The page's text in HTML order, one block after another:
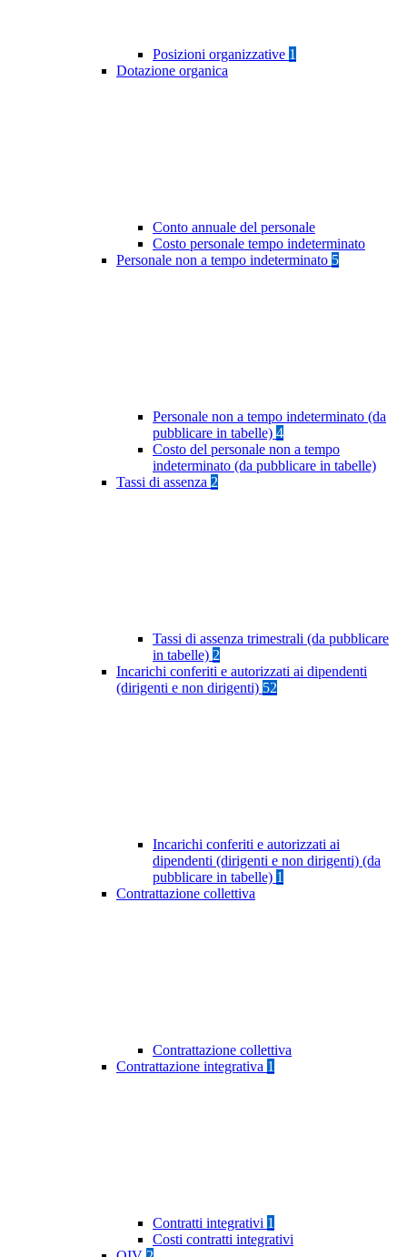
Posizioni organizzative 1
Dotazione organica
Conto annuale del personale
Costo personale tempo indeterminato
Personale non a tempo indeterminato 5
Personale non a tempo indeterminato (da
pubblicare in tabelle) 4
Costo del personale non a tempo
indeterminato (da pubblicare in tabelle)
Tassi di assenza 2
Tassi di assenza trimestrali (da pubblicare
in tabelle) 2
Incarichi conferiti e autorizzati ai dipendenti
(dirigenti e non dirigenti) 52
Incarichi conferiti e autorizzati ai
dipendenti (dirigenti e non dirigenti) (da
pubblicare in tabelle) 1
Contrattazione collettiva
Contrattazione collettiva
Contrattazione integrativa 1
Contratti integrativi 1
Costi contratti integrativi